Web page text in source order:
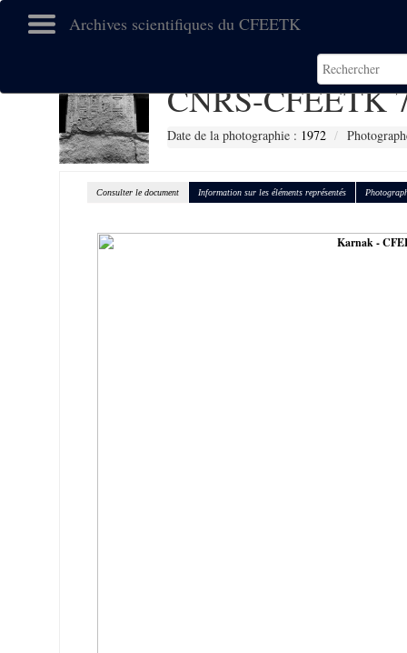
Archives scientifiques du CFEETK
CNRS-CFEETK
Date de la photographie : 1972
Consulter le document Information sur les éléments représentés